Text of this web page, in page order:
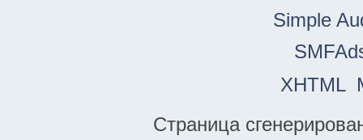
Simple
XHTML
Страница